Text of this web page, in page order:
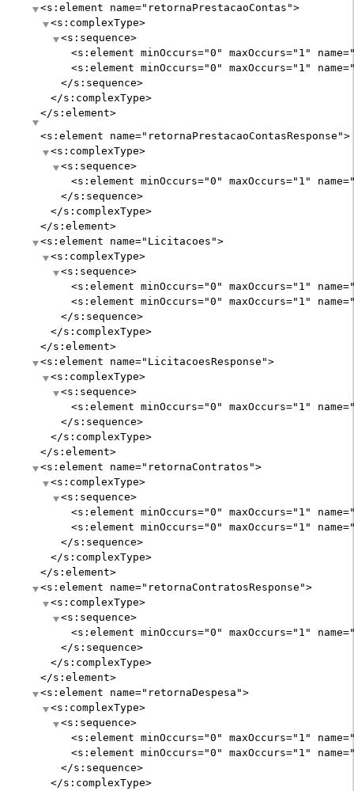
<s:element name=" retornaPrestacaoContas ">
<s:complexType>
<s:sequence>
<s:element minOccurs="0 " maxOccurs=" 1 " name
<s:element minOccurs="0 " maxOccurs=" 1 " name
</s:sequence>
</s:complexType>
</s:element>
<s:element
name=" retornaPrestacaoContasResponse ">
<s:complexType>
<s:sequence>
<s:element minOccurs="0 " maxOccurs=" 1 " name
</s:sequence>
</s:complexType>
</s:element>
<s:element
name=" Licitacoes ">
<s:complexType>
<s:sequence>
<s:element minOccurs="0 " maxOccurs=" 1 " name
<s:element minOccurs="0 " maxOccurs=" 1 " name
</s:sequence>
</s:complexType>
</s:element>
<s:element
name=" LicitacoesResponse ">
<s:complexType>
<s:sequence>
<s:element minOccurs="0 " maxOccurs=" 1 " name
</s:sequence>
</s:complexType>
</s:element>
<s:element
name=" retornaContratos ">
<s:complexType>
<s:sequence>
<s:element minOccurs="0 " maxOccurs=" 1 " name
<s:element minOccurs="0 " maxOccurs=" 1 " name
</s:sequence>
</s:complexType>
</s:element>
<s:element
name=" retornaContratosResponse ">
<s:complexType>
<s:sequence>
<s:element minOccurs="0 " maxOccurs=" 1 " name
</s:sequence>
</s:complexType>
</s:element>
<s:element
name=" retornaDespesa ">
<s:complexType>
<s:sequence>
<s:element minOccurs="0 " maxOccurs=" 1 " name
<s:element minOccurs="0 " maxOccurs=" 1 " name
</s:sequence>
</s:complexType>